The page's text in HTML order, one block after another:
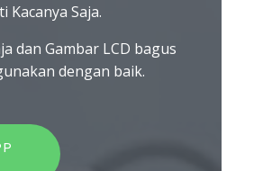
Kacanya Saja.
dan Gambar LCD bagus
dengan baik.